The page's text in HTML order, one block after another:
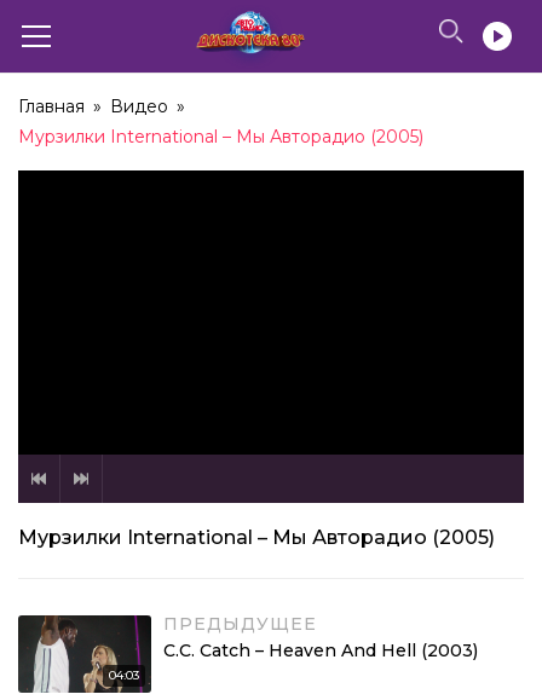
Главная » Видео »
Мурзилки International – Мы Авторадио (2005)
Мурзилки International – Мы Авторадио (2005)
04:03
ПРЕДЫДУЩЕЕ
C.C. Catch – Heaven And Hell (2003)